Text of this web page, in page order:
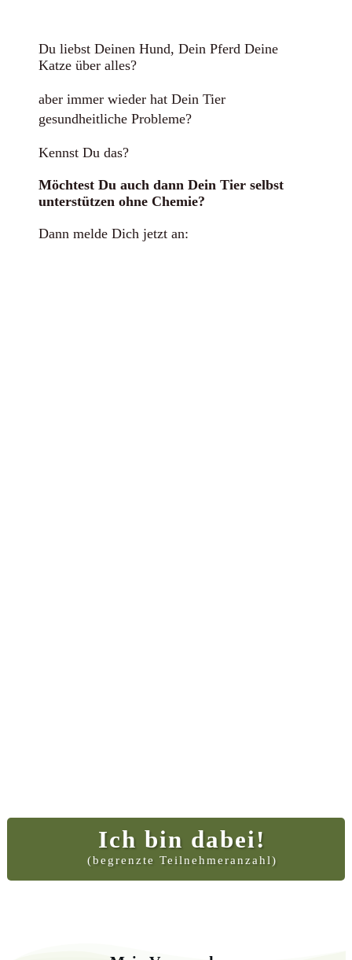
Du liebst Deinen Hund, Dein Pferd Deine
Katze über alles?
aber immer wieder hat Dein Tier
gesundheitliche Probleme?
Kennst Du das?
Möchtest Du auch dann Dein Tier selbst
unterstützen ohne Chemie?
Dann melde Dich jetzt an:
Ich bin dabei!
(begrenzte Teilnehmeranzahl)